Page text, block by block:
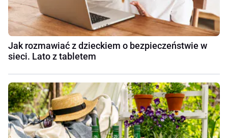
Jak rozmawiać z dzieckiem o bezpieczeństwie w
sieci. Lato z tabletem